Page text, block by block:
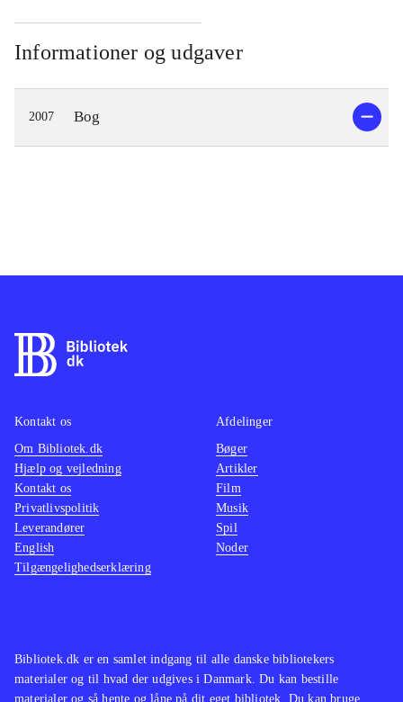
Informationer og udgaver
2007 Bog
Bibliotek.dk er en samlet indgang til alle danske bibliotekers
materialer og til hvad der udgives i Danmark. Du kan bestille
materialer og så hente og låne på dit eget bibliotek. Du kan bruge
Kontakt os
Om Bibliotek.dk
Hjælp og vejledning
Kontakt os
Privatlivspolitik
Leverandører
English
Tilgængelighedserklæring
Afdelinger
Bøger
Artikler
Film
Musik
Spil
Noder